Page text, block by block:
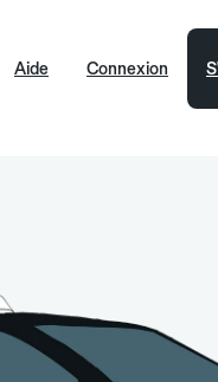
Aide Connexion